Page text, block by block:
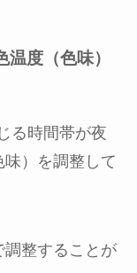
度（色味）
る時間帯が夜
）を調整して
調整することが